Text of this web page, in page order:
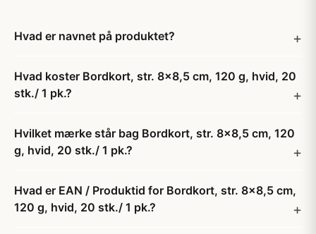
Hvad er navnet på produktet?
Hvad koster Bordkort, str. 8x8,5 cm, 120 g, hvid, 20
stk./ 1 pk.?
Hvilket mærke står bag Bordkort, str. 8x8,5 cm, 120
g, hvid, 20 stk./ 1 pk.?
Hvad er EAN / Produktid for Bordkort, str. 8x8,5 cm,
120 g, hvid, 20 stk./ 1 pk.?